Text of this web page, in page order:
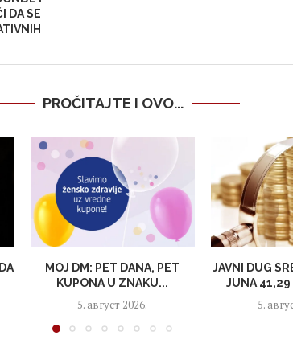
DA SE
PROČITAJTE I OVO...
MOJ DM: PET DANA, PET
KUPONA U ZNAKU...
5. август 2026.
JAVNI DUG
JUNA 41,29
5.